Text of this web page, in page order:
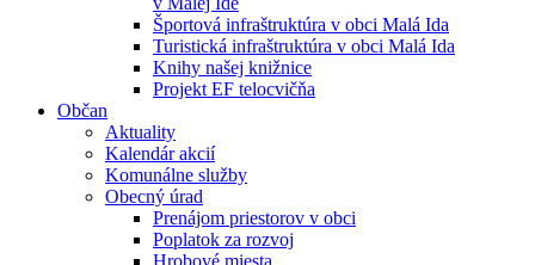
Športová infraštruktúra v obci Malá Ida
Turistická infraštruktúra v obci Malá Ida
Knihy našej knižnice
Projekt EF telocvičňa
Občan
Aktuality
Kalendár akcií
Komunálne služby
Obecný úrad
Prenájom priestorov v obci
Poplatok za rozvoj
Hrobové miesta